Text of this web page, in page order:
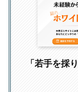
「若手を採